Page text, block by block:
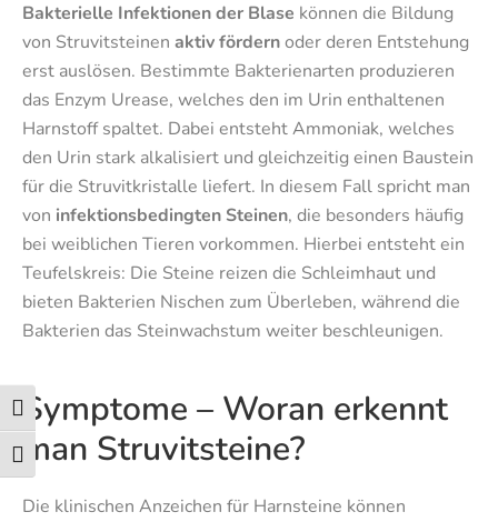
Umschalten auf hohe Kontraste
Schrift vergrößern
Bakterielle Infektionen der Blase können die Bildung
von Struvitsteinen aktiv fördernoder deren Entstehung
erst auslösen. Bestimmte Bakterienarten produzieren
das Enzym Urease, welches den im Urin enthaltenen
Harnstoff spaltet. Dabei entsteht Ammoniak, welches
den Urin stark alkalisiert und gleichzeitig einen Baustein
für die Struvitkristalle liefert. In diesem Fall spricht man
von infektionsbedingten Steinen, die besonders häufig
bei weiblichen Tieren vorkommen. Hierbei entsteht ein
Teufelskreis: Die Steine reizen die Schleimhaut und
bieten Bakterien Nischen zum Überleben, während die
Bakterien das Steinwachstum weiter beschleunigen.
Symptome – Woran erkennt
man Struvitsteine?
Die klinischen Anzeichen für Harnsteine können